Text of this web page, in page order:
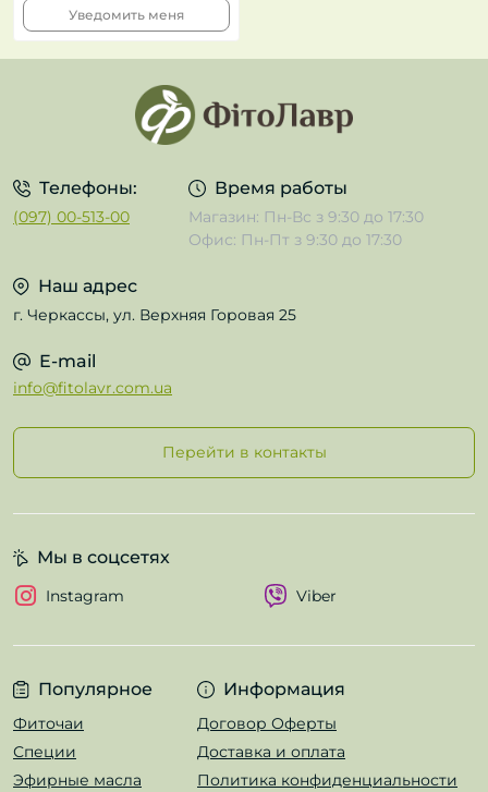
Уведомить меня
Телефоны:
(097) 00-513-00
Время работы
Магазин: Пн-Вс з 9:30 до 17:30
Офис: Пн-Пт з 9:30 до 17:30
Наш адрес
г. Черкассы, ул. Верхняя Горовая 25
E-mail
info@fitolavr.com.ua
Перейти в контакты
Популярное
Фиточаи
Специи
Эфирные масла
Информация
Договор Оферты
Доставка и оплата
Политика конфиденциальности
Мы в соцсетях
Instagram Viber